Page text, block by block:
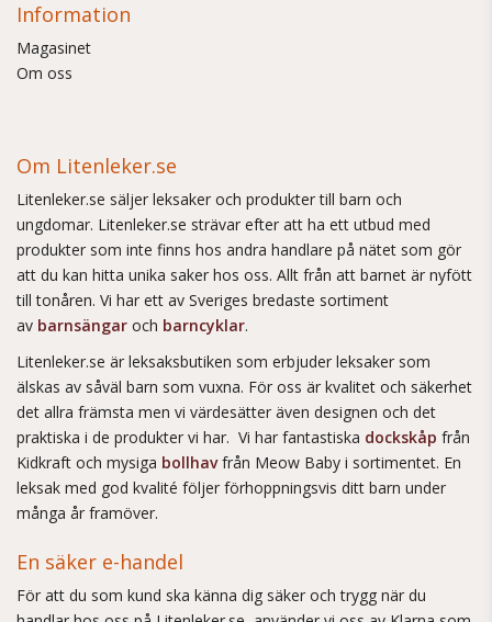
Information
Magasinet
Om oss
Om Litenleker.se
Litenleker.se säljer leksaker och produkter till barn och
ungdomar. Litenleker.se strävar efter att ha ett utbud med
produkter som inte finns hos andra handlare på nätet som gör
att du kan hitta unika saker hos oss. Allt från att barnet är nyfött
till tonåren. Vi har ett av Sveriges bredaste sortiment
av barnsängar och barncyklar.
Litenleker.se är leksaksbutiken som erbjuder leksaker som
älskas av såväl barn som vuxna. För oss är kvalitet och säkerhet
det allra främsta men vi värdesätter även designen och det
praktiska i de produkter vi har. Vi har fantastiska dockskåp från
Kidkraft och mysiga bollhavfrån Meow Baby i sortimentet. En
leksak med god kvalité följer förhoppningsvis ditt barn under
många år framöver.
En säker e-handel
För att du som kund ska känna dig säker och trygg när du